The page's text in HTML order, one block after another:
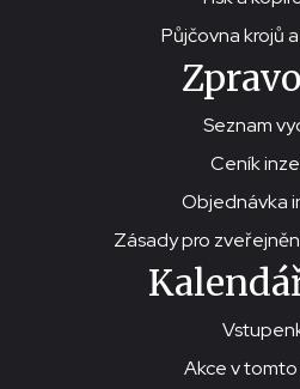
Půjčovna krojů
Seznam
Ceník
Objednávka
Zásady pro
Akce v